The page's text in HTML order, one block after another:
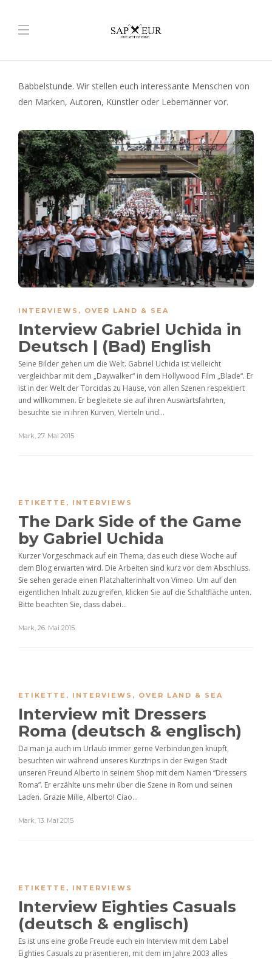
Babbelstunde. Wir stellen euch interessante Menschen von
den Marken, Autoren, Künstler oder Lebemänner vor.
INTERVIEWS , OVER LAND & SEA
Interview Gabriel Uchida in
Deutsch | (Bad) English
Seine Bilder gehen um die Welt. Gabriel Uchida ist vielleicht
vergleichbar mit dem „Daywalker“ in dem Hollywood Film „Blade“. Er
ist in der Welt der Torcidas zu Hause, von allen Szenen respektiert
und willkommen. Er begleitete sie auf ihren Auswärtsfahrten,
besuchte sie in ihren Kurven, Vierteln und...
Mark 27. Mai 2015
ETIKETTE , INTERVIEWS
The Dark Side of the Game
by Gabriel Uchida
Kurzer Vorgeschmack auf ein Thema, das euch diese Woche auf
dem Blog erwarten wird. Die Arbeiten sind kurz vor dem Abschluss.
Sie sehen gerade einen Platzhalterinhalt von Vimeo. Um auf den
eigentlichen Inhalt zuzugreifen, klicken Sie auf die Schaltfläche unten.
Bitte beachten Sie, dass dabei...
Mark, 26. Mai 2015
ETIKETTE , INTERVIEWS , OVER LAND & SEA
Interview mit Dressers
Roma (deutsch & englisch)
Da man ja auch im Urlaub immer gerne Verbindungen knüpft,
besuchten wir während unseres Kurztrips in der Ewigen Stadt
unseren Freund Alberto in seinem Shop mit dem Namen “Dressers
Roma”. Er erzählte uns mehr über die Szene in Rom und seinen
Laden. Grazie Mille, Alberto! Ciao...
Mark, 13. Mai 2015
ETIKETTE , INTERVIEWS
Interview Eighties Casuals
(deutsch & englisch)
Es ist uns eine große Freude euch ein Interview mit dem Label
Eighties Casuals zu präsentieren, mit dem im Jahre 2003 alles